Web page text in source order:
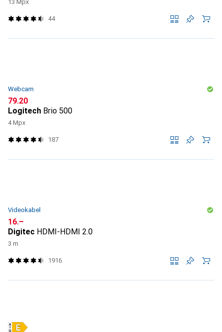
13 Mpx
44
Webcam
CHF
79.20
Logitech Brio 500
4 Mpx
187
Videokabel
CHF
16.–
Digitec HDMI-HDMI 2.0
3 m
1916